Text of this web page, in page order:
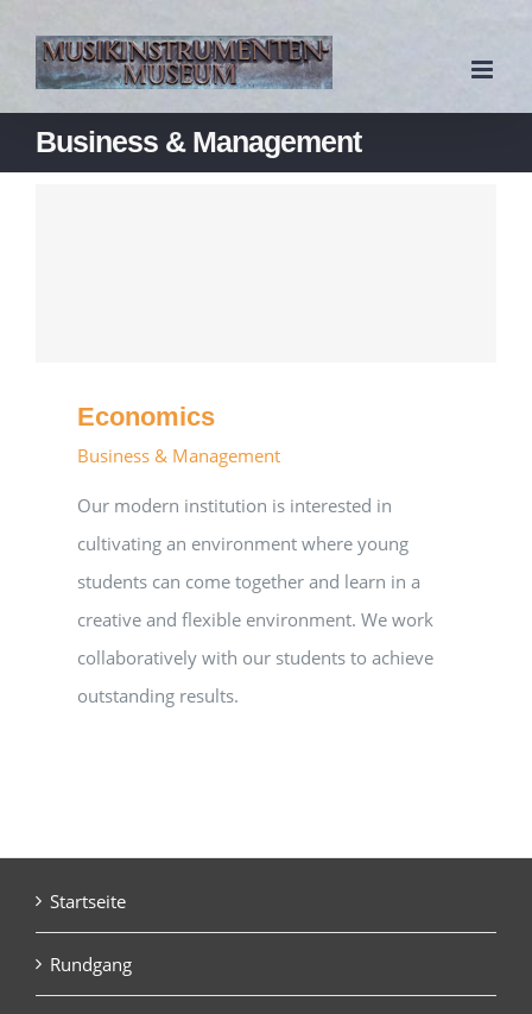
Inhalt
springen
Business & Management
Economics
Business & Management
Our modern institution is interested in
cultivating an environment where young
students can come together and learn in a
creative and flexible environment. We work
collaboratively with our students to achieve
outstanding results.
Startseite
Rundgang